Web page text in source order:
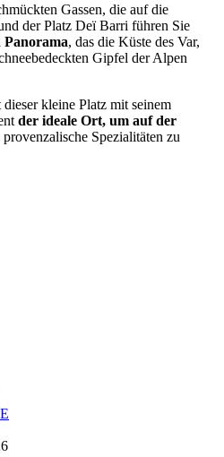
Gassen, die auf die
der Platz Deï Barri führen Sie
Panorama, das die Küste des Var,
Gipfel der Alpen
kleine Platz mit seinem
der ideale Ort, um auf der
Spezialitäten zu